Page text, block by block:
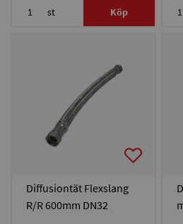
st Köp
Diffusiontät Flexslang
R/R 600mm DN32